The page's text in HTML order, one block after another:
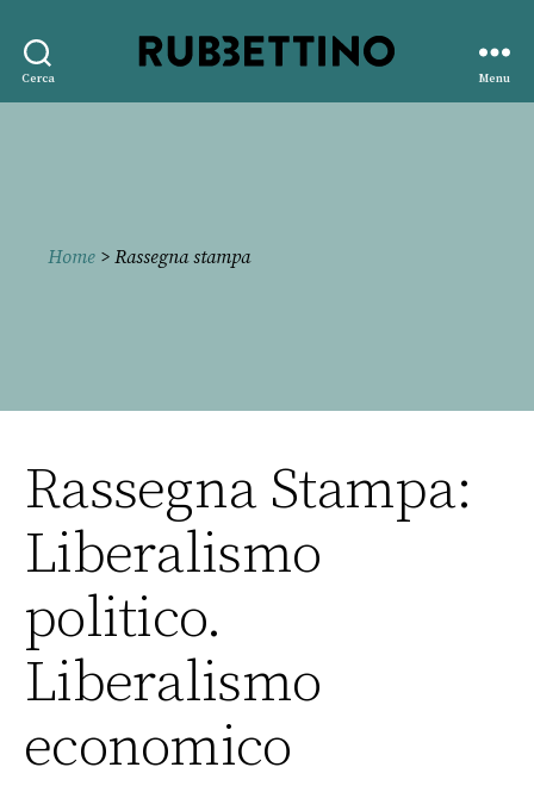
Cerca
editore
Menu
Home > Rassegna stampa
Rassegna Stampa:
Liberalismo
politico.
Liberalismo
economico